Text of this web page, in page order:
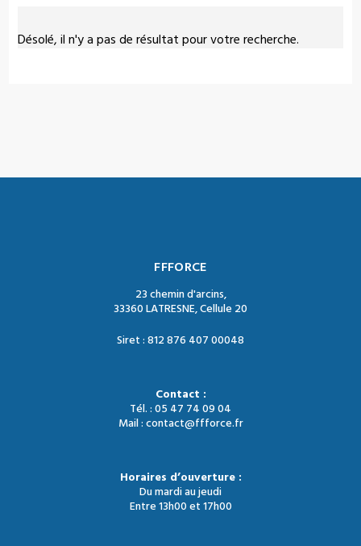
Désolé, il n'y a pas de résultat pour votre recherche.
FFFORCE
23 chemin d'arcins,
33360 LATRESNE, Cellule 20
Siret : 812 876 407 00048
Contact :
Tél. : 05 47 74 09 04
Mail : contact@ffforce.fr
Horaires d’ouverture :
Du mardi au jeudi
Entre 13h00 et 17h00